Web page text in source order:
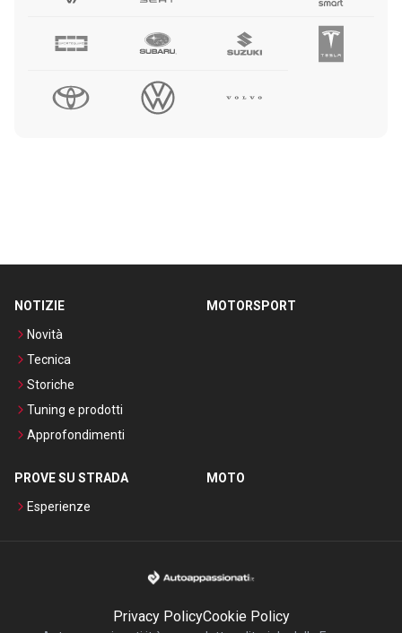
NOTIZIE
Novità
Tecnica
Storiche
Tuning e prodotti
Approfondimenti
MOTORSPORT
PROVE SU STRADA
Esperienze
MOTO
Privacy PolicyCookie Policy